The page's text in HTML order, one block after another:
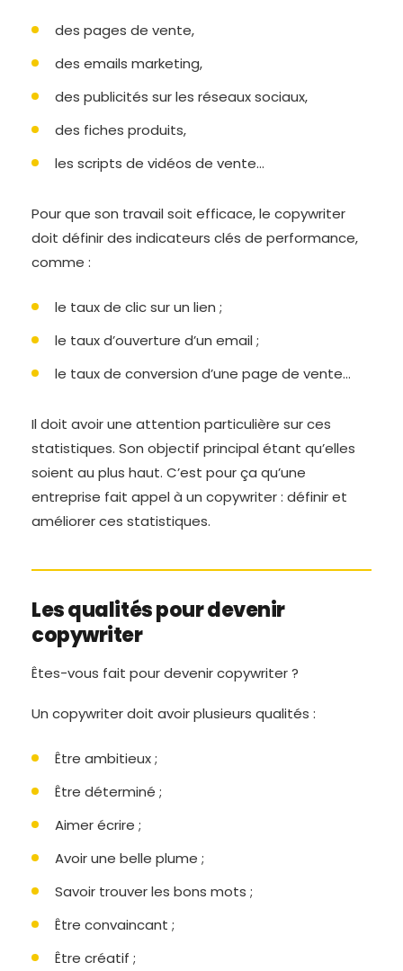
des pages de vente,
des emails marketing,
des publicités sur les réseaux sociaux,
des fiches produits,
les scripts de vidéos de vente…
Pour que son travail soit efficace, le copywriter
doit définir des indicateurs clés de performance,
comme :
le taux de clic sur un lien ;
le taux d’ouverture d’un email ;
le taux de conversion d’une page de vente…
Il doit avoir une attention particulière sur ces
statistiques. Son objectif principal étant qu’elles
soient au plus haut. C’est pour ça qu’une
entreprise fait appel à un copywriter : définir et
améliorer ces statistiques.
Les qualités pour devenir
copywriter
Êtes-vous fait pour devenir copywriter ?
Un copywriter doit avoir plusieurs qualités :
Être ambitieux ;
Être déterminé ;
Aimer écrire ;
Avoir une belle plume ;
Savoir trouver les bons mots ;
Être convaincant ;
Être créatif ;